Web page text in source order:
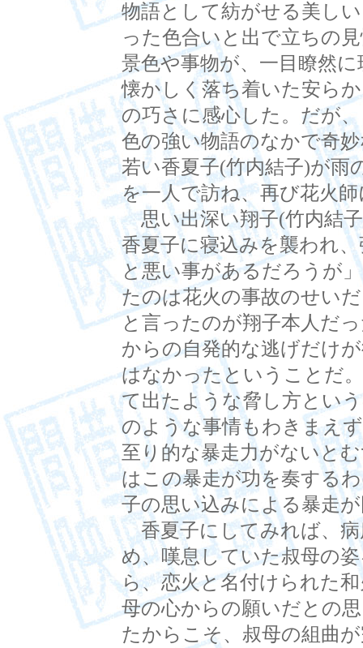
物語として紡がせる美し
った色合いと出で立ちの
景色や事物が、一目瞭然
懐かしく落ち着いた安ら
の巧さに感心した。だが
色の強い物語のなかで奇
若い香夏子(竹内結子)が雨
を一人で訪ね、再び花火
思い出深い翔子(竹内結子
香夏子に寝込みを襲われ
と悪い事があるだろうが
たのは花火の事故のせい
と言ったのが翔子本人だ
からの自発的な逃げだけ
はなかったということだ
て出たような脅し方とい
のような事情もわきまえ
至り的な暴走力がないと
はこの暴走が功を奏する
子の思い込みによる暴走
香夏子にしてみれば、病
め、嘆息していた叔母の
ら、恋火と名付けられた
母の心からの願いだとの
たからこそ、叔母の組曲